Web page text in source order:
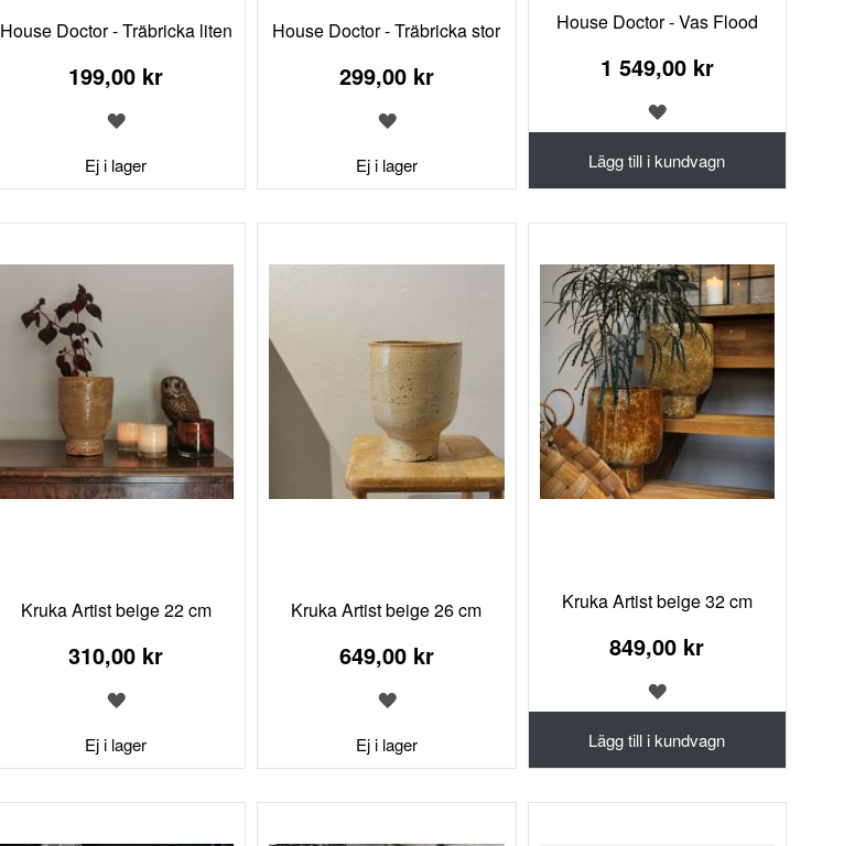
House Doctor - Träbricka liten
199,00 kr
Ej i lager
LÄGG
I
ÖNSKELISTA
House Doctor - Träbricka stor
299,00 kr
Ej i lager
LÄGG
I
ÖNSKELISTA
House Doctor - Vas Flood
1 549,00 kr
Lägg till i kundvagn
LÄGG
TILL
ÖNSKELISTA
Kruka Artist beige 22 cm
310,00 kr
Ej i lager
LÄGG
I
ÖNSKELISTA
Kruka Artist beige 26 cm
649,00 kr
Ej i lager
LÄGG
I
ÖNSKELISTA
Kruka Artist beige 32 cm
849,00 kr
Lägg till i kundvagn
LÄGG
TILL
ÖNSKELISTA